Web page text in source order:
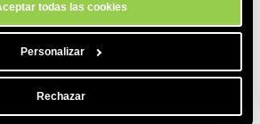
todas las cookies
Personalizar
Rechazar